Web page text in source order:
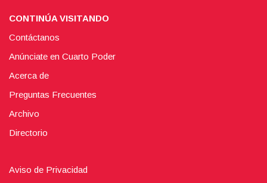
CONTINÚA VISITANDO
Contáctanos
Anúnciate en Cuarto Poder
Acerca de
Preguntas Frecuentes
Archivo
Directorio
Aviso de Privacidad